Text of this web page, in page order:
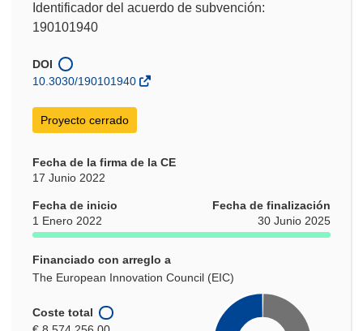
Identificador del acuerdo de subvención:
190101940
DOI
10.3030/190101940
Proyecto cerrado
Fecha de la firma de la CE
17 Junio 2022
Fecha de inicio
1 Enero 2022
Fecha de finalización
30 Junio 2025
Financiado con arreglo a
The European Innovation Council (EIC)
Coste total